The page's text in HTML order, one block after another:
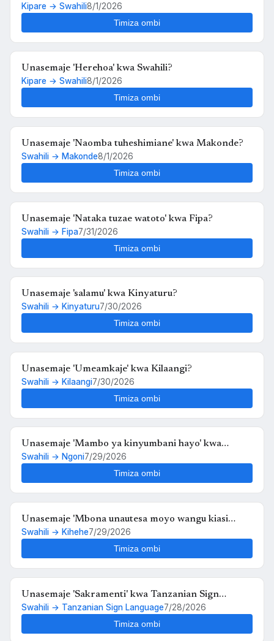
Kipare → Swahili8/1/2026
Timiza ombi
Unasemaje 'Herehoa' kwa Swahili?
Kipare → Swahili8/1/2026
Timiza ombi
Unasemaje 'Naomba tuheshimiane' kwa Makonde?
Swahili → Makonde8/1/2026
Timiza ombi
Unasemaje 'Nataka tuzae watoto' kwa Fipa?
Swahili → Fipa7/31/2026
Timiza ombi
Unasemaje 'salamu' kwa Kinyaturu?
Swahili → Kinyaturu7/30/2026
Timiza ombi
Unasemaje 'Umeamkaje' kwa Kilaangi?
Swahili → Kilaangi7/30/2026
Timiza ombi
Unasemaje 'Mambo ya kinyumbani hayo' kwa
Ngoni?
Swahili → Ngoni7/29/2026
Timiza ombi
Unasemaje 'Mbona unautesa moyo wangu kiasi
hiko,,au kosa langu ni upendo wangu kwako' kwa
Swahili → Kihehe7/29/2026
Timiza ombi
Unasemaje 'Sakramenti' kwa Tanzanian Sign
Language?
Swahili → Tanzanian Sign Language7/28/2026
Timiza ombi